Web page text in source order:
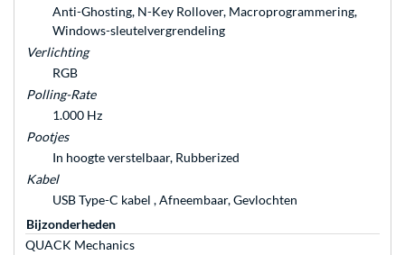
Anti-Ghosting, N-Key Rollover, Macroprogrammering,
Windows-sleutelvergrendeling
Verlichting
RGB
Polling-Rate
1.000 Hz
Pootjes
In hoogte verstelbaar, Rubberized
Kabel
USB Type-C kabel , Afneembaar, Gevlochten
Bijzonderheden
QUACK Mechanics